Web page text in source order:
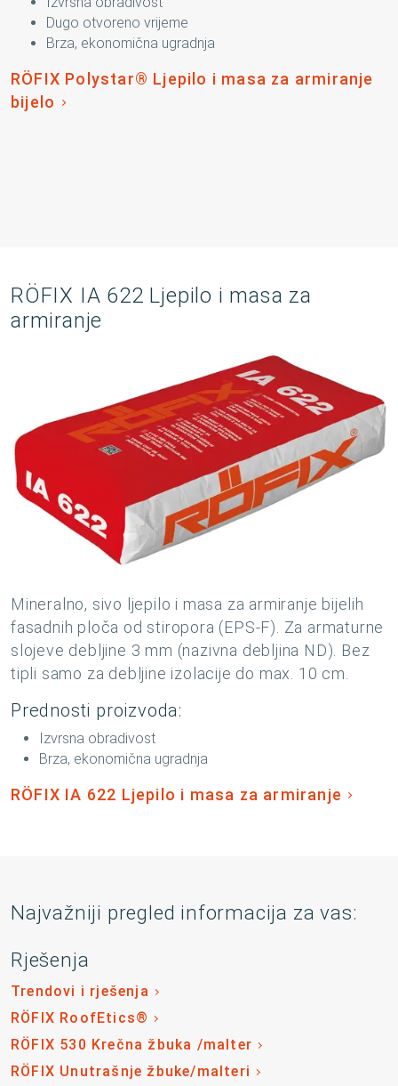
Dugo otvoreno vrijeme
Brza, ekonomična ugradnja
RÖFIX Polystar® Ljepilo i masa za armiranje
bijelo
RÖFIX IA 622 Ljepilo i masa za
armiranje
Mineralno, sivo ljepilo i masa za armiranje bijelih
fasadnih ploča od stiropora (EPS-F). Za armaturne
slojeve debljine 3 mm (nazivna debljina ND). Bez
tipli samo za debljine izolacije do max. 10 cm.
Prednosti proizvoda:
Izvrsna obradivost
Brza, ekonomična ugradnja
RÖFIX IA 622 Ljepilo i masa za armiranje
Najvažniji pregled informacija za vas:
Rješenja
Trendovi i rješenja
RÖFIX RoofEtics®
RÖFIX 530 Krečna žbuka /malter
RÖFIX Unutrašnje žbuke/malteri